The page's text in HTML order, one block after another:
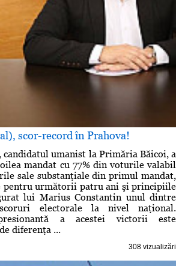
scor-record în Prahova!
umanist la Primăria Băicoi, a
mandat cu 77% din voturile valabil
sale substanţiale din primul mandat,
pentru următorii patru ani şi principiile
lui Marius Constantin unul dintre
electorale la nivel naţional.
a acestei victorii este
diferenţa ...
308 vizualizări